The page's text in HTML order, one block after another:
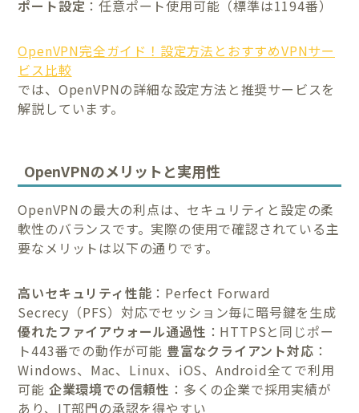
ポート設定 ：任意ポート使用可能（標準は1194番）
OpenVPN完全ガイド！設定方法とおすすめVPNサー
ビス比較
では、OpenVPNの詳細な設定方法と推奨サービスを
解説しています。
OpenVPNのメリットと実用性
OpenVPNの最大の利点は、セキュリティと設定の柔
軟性のバランスです。実際の使用で確認されている主
要なメリットは以下の通りです。
高いセキュリティ性能 ：Perfect Forward
Secrecy（PFS）対応でセッション毎に暗号鍵を生成
優れたファイアウォール通過性 ：HTTPSと同じポー
ト443番での動作が可能 豊富なクライアント対応 ：
Windows、Mac、Linux、iOS、Android全てで利用
可能 企業環境での信頼性 ：多くの企業で採用実績が
あり、IT部門の承認を得やすい